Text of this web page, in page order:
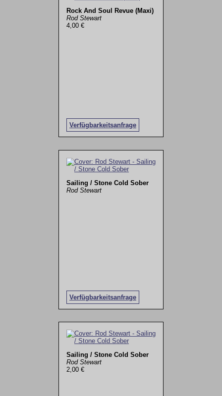
Rock And Soul Revue (Maxi)
Rod Stewart
4,00 €
Verfügbarkeitsanfrage
Sailing / Stone Cold Sober
Rod Stewart
Verfügbarkeitsanfrage
Sailing / Stone Cold Sober
Rod Stewart
2,00 €